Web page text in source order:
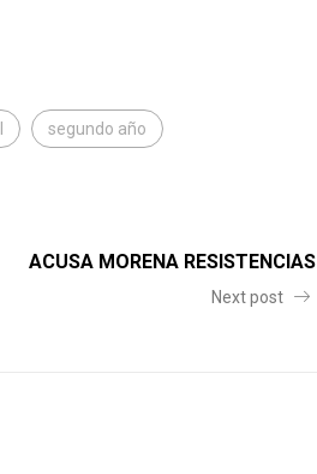
segundo año
ACUSA MORENA RESISTENCIAS
Next post